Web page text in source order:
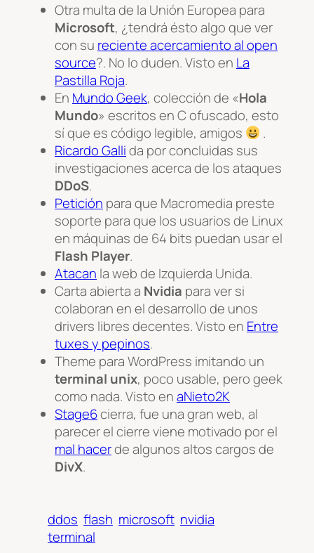
Otra multa de la Unión Europea para
Microsoft, ¿tendrá ésto algo que ver
con su reciente acercamiento al open
source?. No lo duden. Visto en La
Pastilla Roja.
En Mundo Geek, colección de «Hola
Mundo» escritos en C ofuscado, esto
sí que es código legible, amigos
.
Ricardo Gallida por concluidas sus
investigaciones acerca de los ataques
DDoS.
Petición para que Macromedia preste
soporte para que los usuarios de Linux
en máquinas de 64 bits puedan usar el
Flash Player.
Atacan la web de Izquierda Unida.
Carta abierta a Nvidia para ver si
colaboran en el desarrollo de unos
drivers libres decentes. Visto en Entre
tuxes y pepinos.
Theme para WordPress imitando un
terminal unix, poco usable, pero geek
como nada. Visto enaNieto2K
Stage6cierra, fue una gran web, al
parecer el cierre viene motivado por el
mal hacerde algunos altos cargos de
DivX.
ddos flash microsoft nvidia
terminal